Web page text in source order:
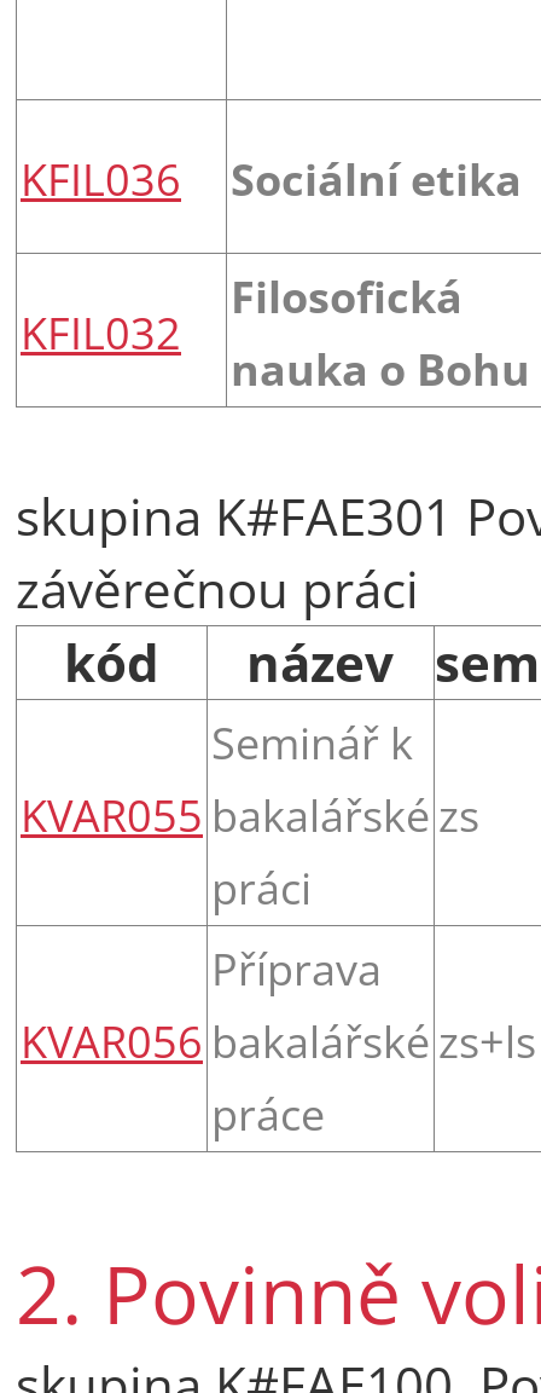
KFIL036 Sociální etika
KFIL032
Filosofická
nauka o Bohu
skupina K#FAE301
závěrečnou práci
kód
název
KVAR055
Seminář k
bakalářské
práci
zs
KVAR056
Příprava
bakalářské
práce
zs+ls
2. Povinně